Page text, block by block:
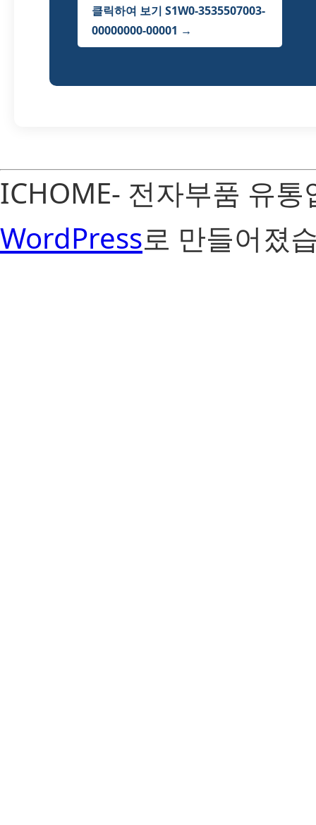
클릭하여 보기 S1W0-3535507003-
00000000-00001 →
ICHOME- 전자부품 유
WordPress로 만들어졌